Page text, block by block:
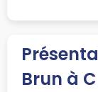
Brun à